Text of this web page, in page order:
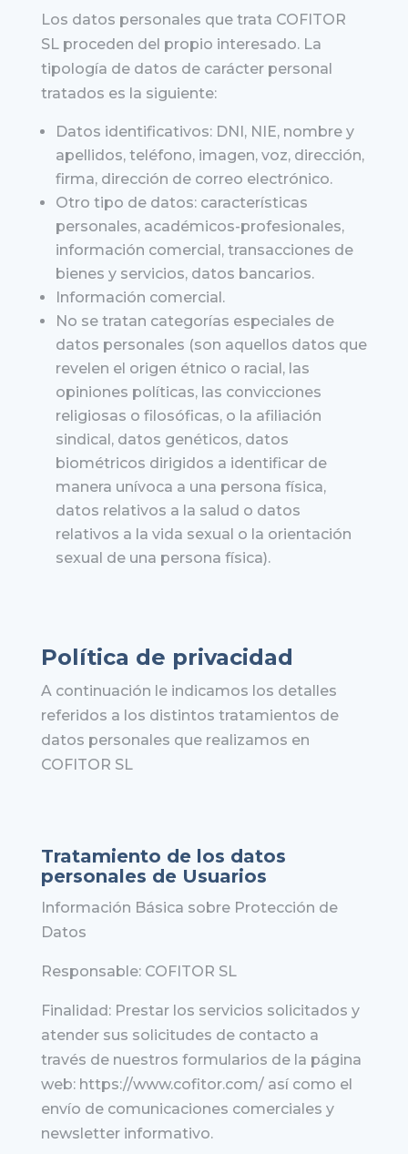
Los datos personales que trata COFITOR
SL proceden del propio interesado. La
tipología de datos de carácter personal
tratados es la siguiente:
Datos identificativos: DNI, NIE, nombre y
apellidos, teléfono, imagen, voz, dirección,
firma, dirección de correo electrónico.
Otro tipo de datos: características
personales, académicos-profesionales,
información comercial, transacciones de
bienes y servicios, datos bancarios.
Información comercial.
No se tratan categorías especiales de
datos personales (son aquellos datos que
revelen el origen étnico o racial, las
opiniones políticas, las convicciones
religiosas o filosóficas, o la afiliación
sindical, datos genéticos, datos
biométricos dirigidos a identificar de
manera unívoca a una persona física,
datos relativos a la salud o datos
relativos a la vida sexual o la orientación
sexual de una persona física).
Política de privacidad
A continuación le indicamos los detalles
referidos a los distintos tratamientos de
datos personales que realizamos en
COFITOR SL
Tratamiento de los datos
personales de Usuarios
Información Básica sobre Protección de
Datos
Responsable: COFITOR SL
Finalidad: Prestar los servicios solicitados y
atender sus solicitudes de contacto a
través de nuestros formularios de la página
web: https://www.cofitor.com/ así como el
envío de comunicaciones comerciales y
newsletter informativo.